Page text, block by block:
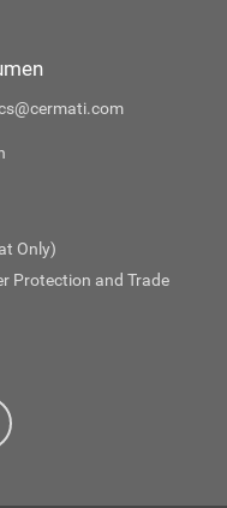
Only)
Protection and Trade